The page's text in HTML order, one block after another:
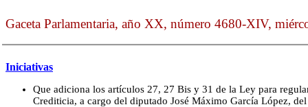
Gaceta Parlamentaria, año XX, número 4680-XIV,
Iniciativas
Que adiciona los artículos 27, 27 Bis y 31 de la Ley para
Crediticia, a cargo del diputado José Máximo García López,